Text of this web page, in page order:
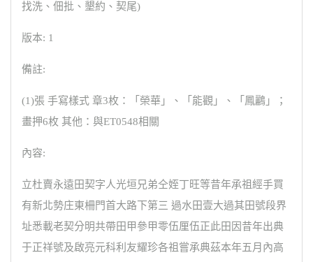
找洗、佃批、墾約、契尾)
版本: 1
備註:
(1)張 手寫樣式 章3枚：「榮華」、「能觀」、「鳳鸝」；
畫押6枚 其他：與ET0548相關
內容:
立杜賣永遠田契字人光垣兄弟仝姪丁旺等昔年承祖經手買
有新北勢庄東柵門首大路下第三 過水田壹大過其田號段界
址悉載老契分明共帶田甲參甲零伍厘伍正此田因昔年出典
于正祥號及啟亮元科利友耀珍各祖嘗承典茲本年五月內高